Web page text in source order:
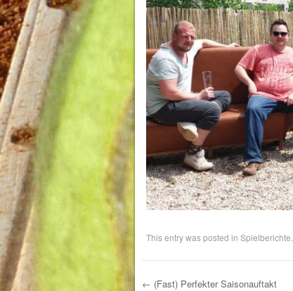
This entry was posted in Spielberichte
← (Fast) Perfekter Saisonauftakt